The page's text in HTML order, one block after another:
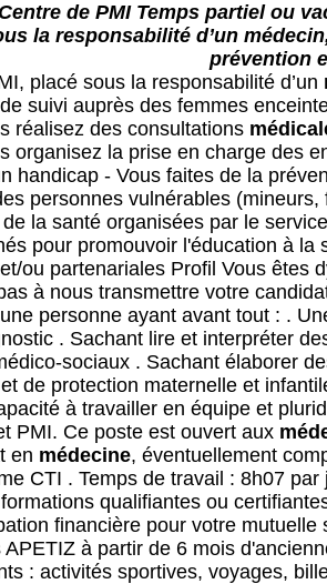
de PMI Temps partiel ou
la responsabilité d’un
prévention
placé sous la responsabilité d’un
suivi auprès des femmes
réalisez des consultations médical
organisez la prise en charge des
handicap - Vous faites de la
personnes vulnérables
la santé organisées par le
pour promouvoir l'éducation à
ou partenariales Profil Vous êtes
à nous transmettre votre
personne ayant avant tout : .
. Sachant lire et interpréter
sociaux . Sachant élaborer
de protection maternelle et
à travailler en équipe et
PMI. Ce poste est ouvert aux
en médecine, éventuellement
CTI . Temps de travail : 8h07
qualifiantes ou
financière pour votre
APETIZ à partir de 6 mois
: activités sportives, voyages,